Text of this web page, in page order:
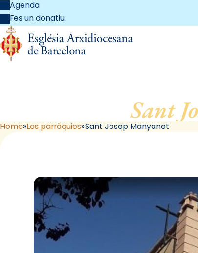
Agenda
Fes un donatiu
Sant
Home Les parròquies Sant Josep Manyanet